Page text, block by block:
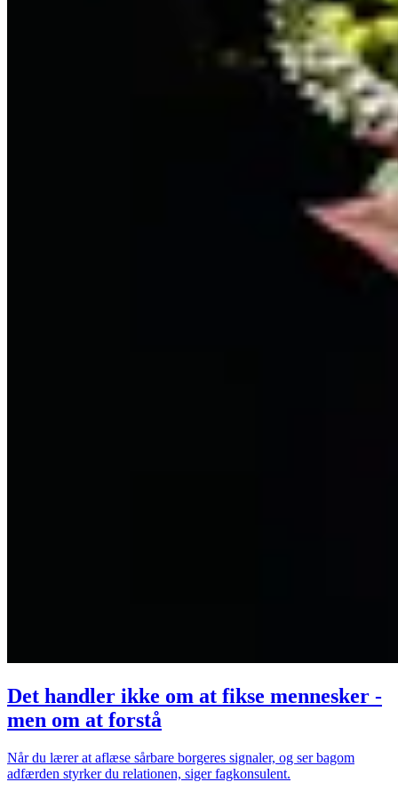
Det handler ikke om at fikse mennesker -
men om at forstå
Når du lærer at aflæse sårbare borgeres signaler, og ser bagom
adfærden styrker du relationen, siger fagkonsulent.